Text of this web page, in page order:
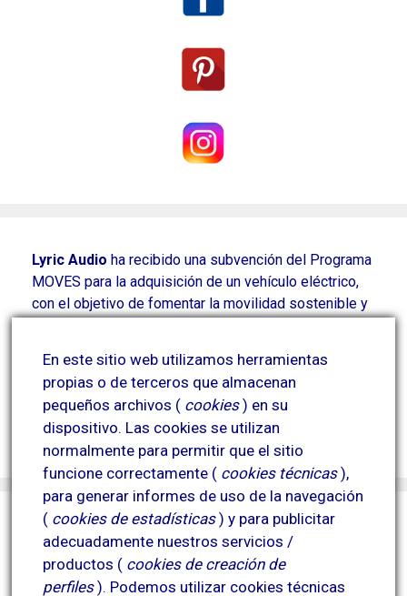
Lyric Audio ha recibido una subvención del Programa
MOVES para la adquisición de un vehículo eléctrico,
con el objetivo de fomentar la movilidad sostenible y
Esta actuación contribuye a la mejora de la eficiencia
energética y a la reducción del impacto ambiental.
Proyecto financiado por el Plan MOVES y
cofinanciado por la Unión Europea.
En este sitio web utilizamos herramientas
propias o de terceros que almacenan
pequeños archivos ( cookies) en su
dispositivo. Las cookies se utilizan
normalmente para permitir que el sitio
funcione correctamente ( cookies técnicas),
para generar informes de uso de la navegación
( cookies de estadísticas) y para publicitar
adecuadamente nuestros servicios /
productos ( cookies de creación de
perfiles). Podemos utilizar cookies técnicas